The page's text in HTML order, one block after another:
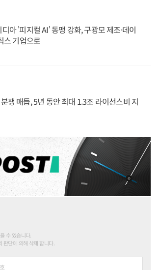
아 '피지컬 AI' 동맹 강화, 구광모 제조·데이
스 기업으로
쟁 매듭, 5년 동안 최대 1.3조 라이선스비 지
수 있습니다.
판단에 의해 삭제 합니다.